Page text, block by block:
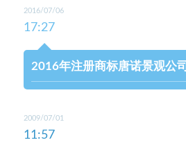
2016/07/06
17:27
2016年注册商标唐诺景观公司
2009/07/01
11:57